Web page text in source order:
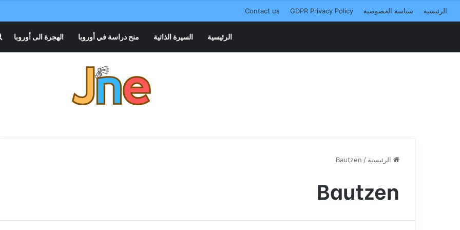
الرئيسية سياسة الخصوصية GDPR Privacy Policy
Contact us
الرئيسية السيرة الذاتية منح دراسة في أوروبا الهجرة الى أوروبا
الرئيسية /
Bautzen
Bautzen